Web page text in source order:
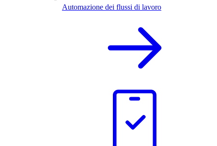
Automazione dei flussi di lavoro